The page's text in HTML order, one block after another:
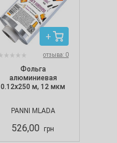
отзыва: 0
Фольга
алюминиевая
0.12х250 м, 12 мкм
PANNI MLADA
526,00 грн